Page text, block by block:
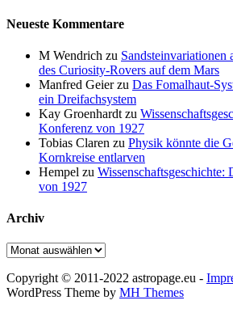
Neueste Kommentare
M Wendrich zu Sandsteinvariationen
des Curiosity-Rovers auf dem Mars
Manfred Geierzu Das Fomalhaut-
ein Dreifachsystem
Kay Groenhardt zu
Konferenz von 1927
Tobias Claren zu Physik könnte die
Kornkreise entlarven
Hempel zu
von 1927
Archiv
Archiv
Copyright © 2011-2022 astropage.eu -
WordPress Theme by MH Themes